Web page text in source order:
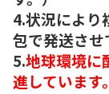
4.状況により
包で発送させ
5.地球環境に
進しています